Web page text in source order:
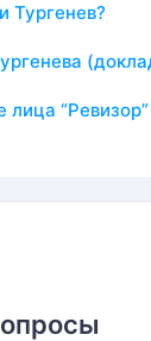
Тургенев?
“Ревизор”